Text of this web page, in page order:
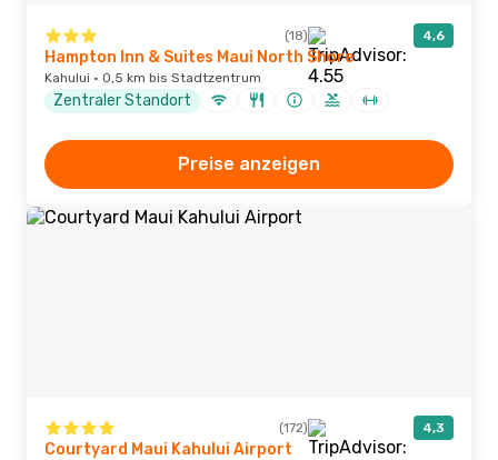
(18) 4,6
Hampton Inn & Suites Maui North Shore
Kahului · 0,5 km bis Stadtzentrum
Zentraler Standort
Preise anzeigen
(172) 4,3
Courtyard Maui Kahului Airport